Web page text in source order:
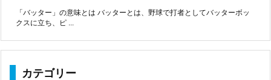
「バッター」の意味とは バッターとは、野球で打者としてバッターボッ
クスに立ち、ピ ...
カテゴリー